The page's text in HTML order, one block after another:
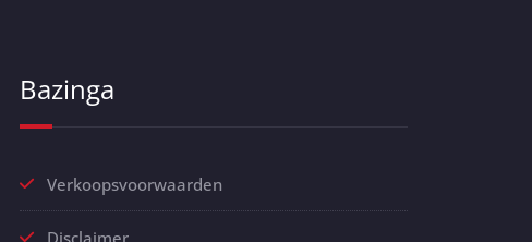
Bazinga
Verkoopsvoorwaarden
Disclaimer